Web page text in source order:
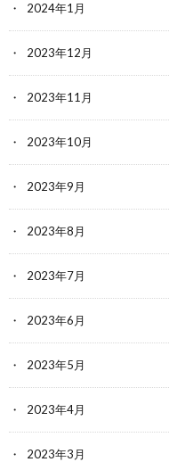
2024年1月
2023年12月
2023年11月
2023年10月
2023年9月
2023年8月
2023年7月
2023年6月
2023年5月
2023年4月
2023年3月